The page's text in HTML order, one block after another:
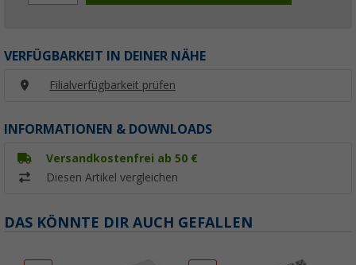
VERFÜGBARKEIT IN DEINER NÄHE
Filialverfügbarkeit prüfen
INFORMATIONEN & DOWNLOADS
Versandkostenfrei ab 50 €
Diesen Artikel vergleichen
DAS KÖNNTE DIR AUCH GEFALLEN